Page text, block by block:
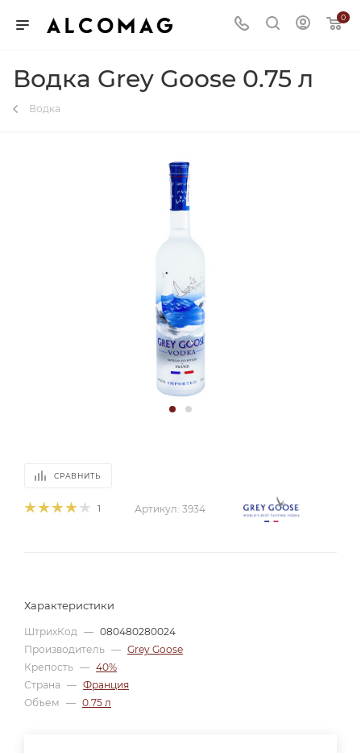
0
Водка Grey Goose 0.75 л
Водка
СРАВНИТЬ
1 Артикул: 3934
Характеристики
ШтрихКод — 080480280024
Производитель — Grey Goose
Крепость — 40%
Страна — Франция
Объем — 0.75 л